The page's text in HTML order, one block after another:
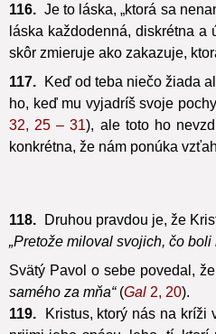
116. Je to láska, „ktorá sa
láska každodenná, diskrétna a
skôr zmieruje ako zakazuje,
117. Keď od teba niečo žiada
ho, keď mu vyjadríš svoje
32, 25 – 31), ale toto ho
konkrétna, že nám ponúka
118. Druhou pravdou je, že
„Pretože miloval svojich, čo boli
Svätý Pavol o sebe povedal,
samého za mňa“ (Gal 2, 20).
119.
Kristus, ktorý nás na kríži